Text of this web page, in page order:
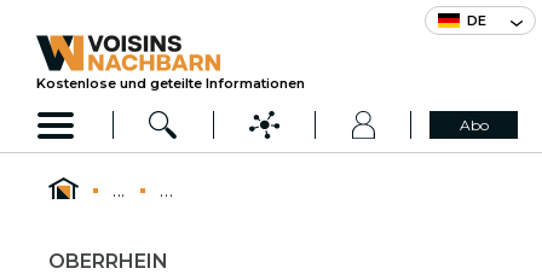
DE
Kostenlose und geteilte Informationen
Abo
... ...
OBERRHEIN